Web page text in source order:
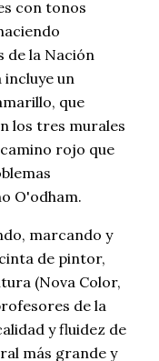
con tonos
de la Nación
un
que
los tres murales
rojo que
O'odham.
marcando y
de pintor,
(Nova Color,
de la
y fluidez de
más grande y